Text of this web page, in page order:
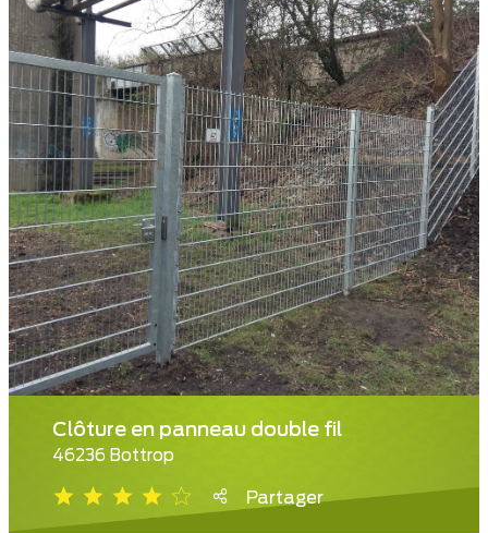
Clôture en panneau double fil
46236 Bottrop
Partager